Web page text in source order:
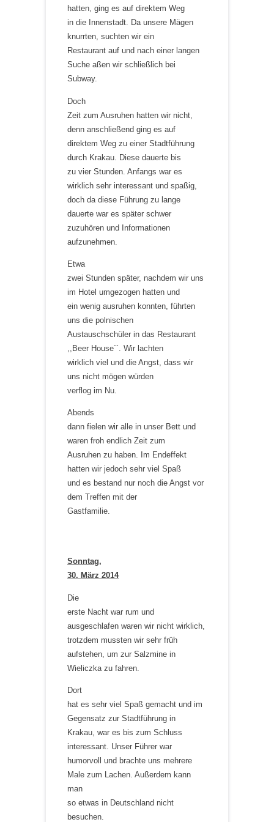
hatten, ging es auf direktem Weg
in die Innenstadt. Da unsere Mägen
knurrten, suchten wir ein
Restaurant auf und nach einer langen
Suche aßen wir schließlich bei
Subway.
Doch
Zeit zum Ausruhen hatten wir nicht,
denn anschließend ging es auf
direktem Weg zu einer Stadtführung
durch Krakau. Diese dauerte bis
zu vier Stunden. Anfangs war es
wirklich sehr interessant und spaßig,
doch da diese Führung zu lange
dauerte war es später schwer
zuzuhören und Informationen
aufzunehmen.
Etwa
zwei Stunden später, nachdem wir uns
im Hotel umgezogen hatten und
ein wenig ausruhen konnten, führten
uns die polnischen
Austauschschüler in das Restaurant
,,Beer House´´. Wir lachten
wirklich viel und die Angst, dass wir
uns nicht mögen würden
verflog im Nu.
Abends
dann fielen wir alle in unser Bett und
waren froh endlich Zeit zum
Ausruhen zu haben. Im Endeffekt
hatten wir jedoch sehr viel Spaß
und es bestand nur noch die Angst vor
dem Treffen mit der
Gastfamilie.
Sonntag,
30. März 2014
Die
erste Nacht war rum und
ausgeschlafen waren wir nicht wirklich,
trotzdem mussten wir sehr früh
aufstehen, um zur Salzmine in
Wieliczka zu fahren.
Dort
hat es sehr viel Spaß gemacht und im
Gegensatz zur Stadtführung in
Krakau, war es bis zum Schluss
interessant. Unser Führer war
humorvoll und brachte uns mehrere
Male zum Lachen. Außerdem kann
man
so etwas in Deutschland nicht
besuchen.